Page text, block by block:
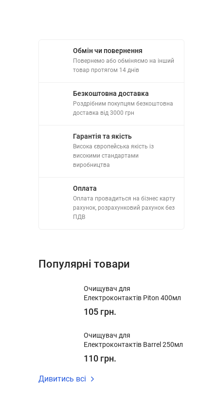
Обмін чи повернення
Повернемо або обміняємо на інший
товар протягом 14 днів
Безкоштовна доставка
Роздрібним покупцям безкоштовна
доставка від 3000 грн
Гарантія та якість
Висока європейська якість із
високими стандартами
виробництва
Оплата
Оплата провадиться на бізнес карту
рахунок, розрахунковий рахунок без
ПДВ
Популярні товари
Очищувач для
Електроконтактів Piton 400мл
105 грн.
Очищувач для
Електроконтактів Barrel 250мл
110 грн.
Дивитись всі